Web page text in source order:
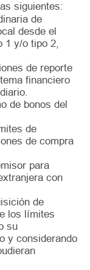
siguientes:
de
desde el
1 y/o tipo 2,
de reporte
financiero
de bonos del
de
de compra
para
con
de
los límites
su
y considerando